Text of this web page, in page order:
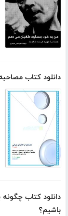
دانلود کتاب
دانلود کتاب
باشیم؟